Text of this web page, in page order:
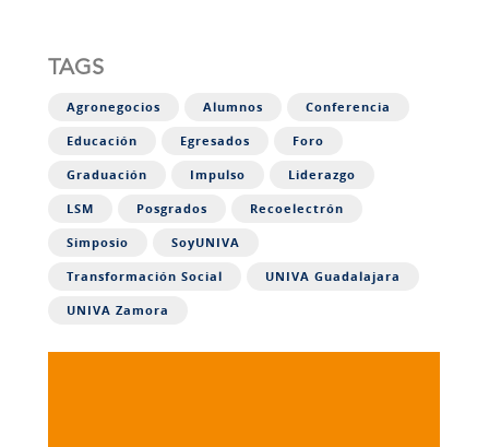
TAGS
Agronegocios Alumnos Conferencia
Educación Egresados Foro
Graduación Impulso Liderazgo
LSM Posgrados Recoelectrón
Simposio SoyUNIVA
Transformación Social UNIVA Guadalajara
UNIVA Zamora